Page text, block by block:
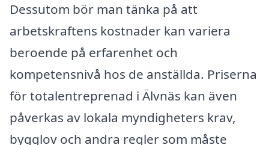
Dessutom bör man tänka på att
arbetskraftens kostnader kan variera
beroende på erfarenhet och
kompetensnivå hos de anställda. Priserna
för totalentreprenad i Älvnäs kan även
påverkas av lokala myndigheters krav,
bygglov och andra regler som måste